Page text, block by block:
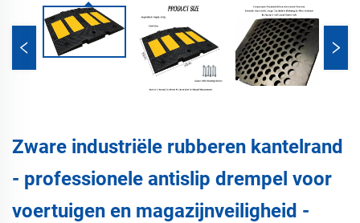
Zware industriële rubberen kantelrand
- professionele antislip drempel voor
voertuigen en magazijnveiligheid -